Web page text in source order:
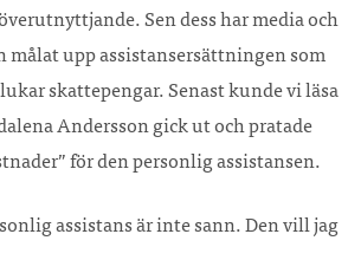
Sen dess har media och
målat upp assistansersättningen som
skattepengar. Senast kunde vi läsa
Andersson gick ut och pratade
för den personlig assistansen.
assistans är inte sann. Den vill jag